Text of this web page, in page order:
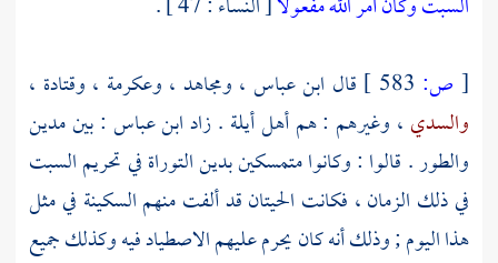
[ ص: قال ابن عباس ، ومجاهد ، وعكرمة ، وقتادة ،
والسدي ، وغيرهم : همأهلأيلة . زادابن عباس : بينمدين
والطور. قالوا : وكانوا متمسكين بدين التوراة في تحريم السبت
في ذلك الزمان ، فكانت الحيتان قد ألفت منهم السكينة في مثل
هذا اليوم ; وذلك أنه كان يحرم عليهم الاصطياد فيه وكذلك جميع